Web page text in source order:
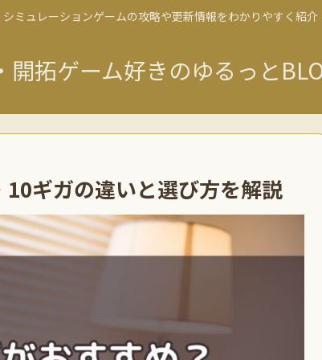
シミュレーションゲームの攻略や更新情報をわかりやすく紹介
開拓ゲーム好きのゆるっと
ギガの違いと選び方を解説